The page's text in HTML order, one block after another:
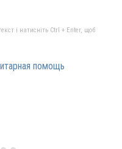
і натисніть Ctrl + Enter, щоб
помощь